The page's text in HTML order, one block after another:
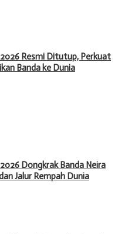
Resmi Ditutup, Perkuat
Banda ke Dunia
Dongkrak Banda Neira
Jalur Rempah Dunia